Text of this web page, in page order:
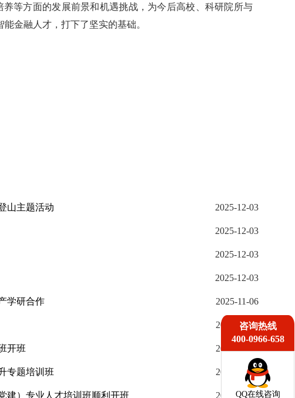
等方面的发展前景和机遇挑战，为今后高校、科研院所与
金融人才，打下了坚实的基础。
山主题活动 2025-12-03
2025-12-03
2025-12-03
2025-12-03
学研合作 2025-11-06
2025-11-06
开班 2025-11-06
专题培训班 2025-11-06
建）专业人才培训班顺利开班 2025-11-06
咨询热线
400-0966-658
QQ在线咨询